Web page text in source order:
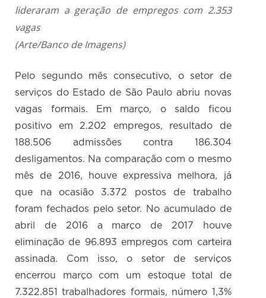
lideraram a geração de empregos com 2.353
vagas
(Arte/Banco de Imagens)
Pelo segundo mês consecutivo, o setor de
serviços do Estado de São Paulo abriu novas
vagas formais. Em março, o saldo ficou
positivo em 2.202 empregos, resultado de
188.506 admissões contra 186.304
desligamentos. Na comparação com o mesmo
mês de 2016, houve expressiva melhora, já
que na ocasião 3.372 postos de trabalho
foram fechados pelo setor. No acumulado de
abril de 2016 a março de 2017 houve
eliminação de 96.893 empregos com carteira
assinada. Com isso, o setor de serviços
encerrou março com um estoque total de
7.322.851 trabalhadores formais, número 1,3%